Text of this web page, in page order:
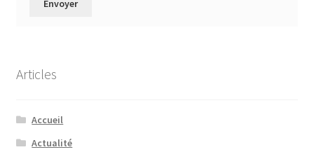
Articles
Accueil
Actualité